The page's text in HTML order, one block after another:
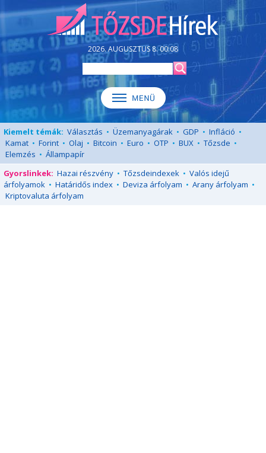
2026. AUGUSZTUS 8. 00:08
Kiemelt témák: Választás • Üzemanyagárak • GDP • Infláció •
Kamat • Forint • Olaj • Bitcoin • Euro • OTP • BUX • Tőzsde •
Elemzés • Állampapír
Gyorslinkek: Hazai részvény • Tőzsdeindexek • Valós idejű
árfolyamok • Határidős index • Deviza árfolyam • Arany árfolyam •
Kriptovaluta árfolyam